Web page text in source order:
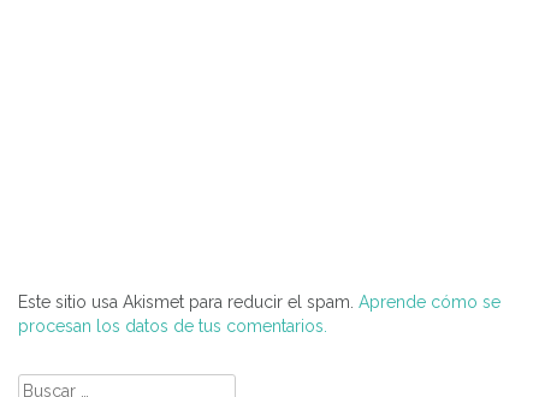
Este sitio usa Akismet para reducir el spam. Aprende cómo se
procesan los datos de tus comentarios.
Buscar: